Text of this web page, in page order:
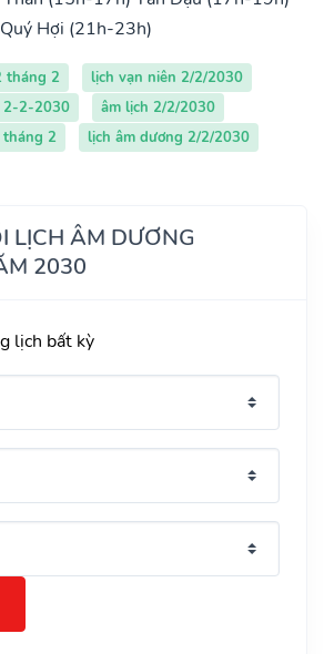
Quý Hợi (21h-23h)
tháng 2
lịch vạn niên 2/2/2030
2-2-2030
âm lịch 2/2/2030
2
lịch âm dương 2/2/2030
LỊCH ÂM DƯƠNG
2030
lịch bất kỳ